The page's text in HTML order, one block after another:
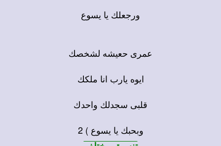
ورجعلك يا يسوع
عمرى حعيشه لشخصك
ايوه يارب انا ملكك
قلبى سجدلك واحدك
وبحبك يا يسوع ) 2